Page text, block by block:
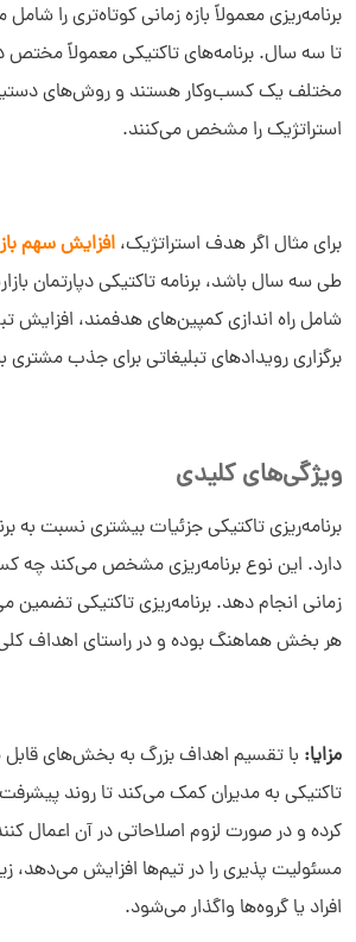
برنامه‌ریزی معمولاً بازه زمانی کوتاه‌تری را
تا سه سال. برنامه‌های تاکتیکی معمولاً مختص
مختلف یک کسب‌وکار هستند و روش‌های
استراتژیک را مشخص می‌کنند.
برای مثال اگر هدف استراتژیک، افزایش سهم
طی سه سال باشد، برنامه تاکتیکی دپارتمان
شامل راه ‌اندازی کمپین‌های هدفمند، افزایش
برگزاری رویدادهای تبلیغاتی برای جذب مشتری
ویژگی‌های کلیدی
برنامه‌ریزی تاکتیکی جزئیات بیشتری نسبت به
دارد. این نوع برنامه‌ریزی مشخص می‌کند چه
زمانی انجام دهد. برنامه‌ریزی تاکتیکی تضمین
هر بخش هماهنگ بوده و در راستای اهداف کلی
مزایا: با تقسیم اهداف بزرگ به بخش‌های قابل
تاکتیکی به مدیران کمک می‌کند تا روند
کرده و در صورت لزوم اصلاحاتی در آن اعمال
مسئولیت ‌پذیری را در تیم‌ها افزایش می‌دهد،
افراد یا گروه‌ها واگذار می‌شود.